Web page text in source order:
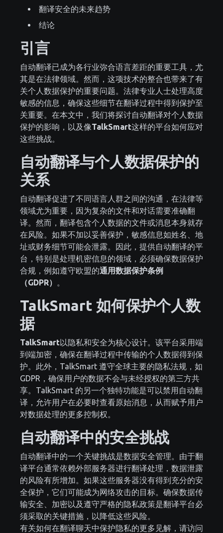
翻译安全的未来趋势
结论
引言
自动翻译已成为各行业弥合语言差距的重要工具，尤
其是在法律领域。然而，这项技术的整合也带来了有
关个人数据保护的重要问题。法律专业人士处理高度
敏感的信息，确保这些细节在翻译过程中得到保护至
关重要。在本文中，我们将探讨自动翻译对个人数据
保护的影响，以及像TalkSmart这样的平台如何应对
这些挑战。
自动翻译与个人数据保护的
关系
自动翻译促进了不同语言人群之间的沟通，在法律等
领域尤为重要，因为复杂的文件和对话需要准确翻
译。然而，翻译包含个人数据的文件或消息本身就存
在风险。如果不加以妥善保护，敏感信息如姓名、地
址或财务细节可能会泄露。因此，提供自动翻译的平
台，特别是处理机密信息的领域，必须确保数据保护
合规，例如遵守欧盟的通用数据保护条例
（GDPR）
TalkSmart 如何保护个人数
据
TalkSmart以隐私和安全为核心设计。该平台采用端
到端加密，确保在翻译过程中传输的个人数据得到保
护。此外，TalkSmart 遵守全球主要的隐私法规，如
GDPR，确保用户的数据不会与未经授权的第三方共
享。TalkSmart 的另一个独特功能是可以禁用自动翻
译，允许用户在必要时查看原始消息，从而赋予用户
对数据处理的更多控制权。
自动翻译中的安全挑战
自动翻译中的一个关键挑战是数据安全管理。由于翻
译平台通常依赖外部服务器进行翻译处理，数据泄露
的风险有所增加。如果这些服务器没有得到充分的安
全保护，它们可能成为网络攻击的目标。确保数据传
输安全、加密以及遵守严格的隐私政策是翻译平台必
须采取的关键措施，以降低这些风险。
有关如何在翻译聊天中保护隐私的更多见解，请访问